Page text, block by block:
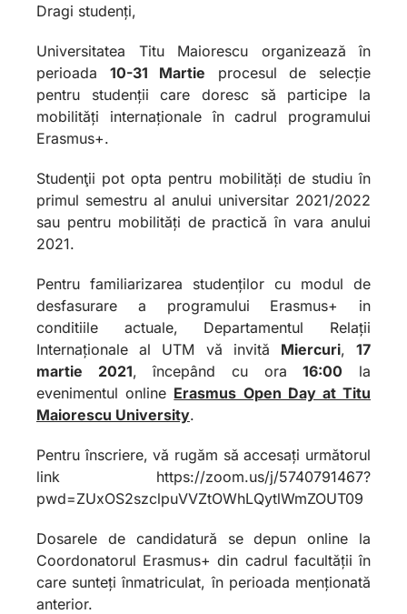
Dragi studenți,
Universitatea Titu Maiorescu organizează în
perioada 10-31 Martie procesul de selecție
pentru studenții care doresc să participe la
mobilităţi internaţionale în cadrul programului
Erasmus+.
Studenţii pot opta pentru mobilităţi de studiu în
primul semestru al anului universitar 2021/2022
sau pentru mobilităţi de practică în vara anului
2021.
Pentru familiarizarea studenților cu modul de
desfasurare a programului Erasmus+ in
conditiile actuale, Departamentul Relaţii
Internaţionale al UTM vă invită Miercuri,17
martie 2021, începând cu ora16:00 la
evenimentul online Erasmus Open Day at Titu
Maiorescu University.
Pentru înscriere, vă rugăm să accesați următorul
link https://zoom.us/j/5740791467?
pwd=ZUxOS2szclpuVVZtOWhLQytlWmZOUT09
Dosarele de candidatură se depun online la
Coordonatorul Erasmus+ din cadrul facultății în
care sunteți înmatriculat, în perioada menționată
anterior.